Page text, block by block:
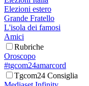
Elezioni estero
Grande Fratello
L'isola dei famosi
Amici
Rubriche
Oroscopo
#tgcom24amarcord
Tgcom24 Consiglia